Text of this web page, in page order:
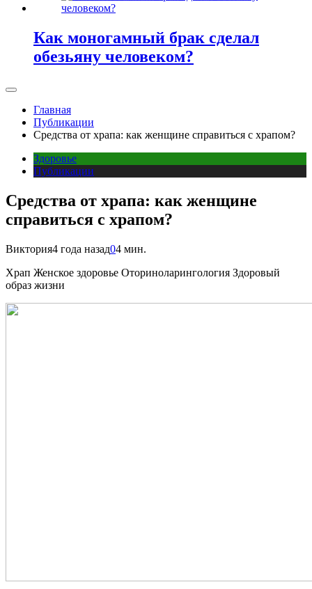
Как моногамный брак сделал
обезьяну человеком?
Главная
Публикации
Средства от храпа: как женщине справиться с храпом?
Здоровье
Публикации
Средства от храпа: как женщине
справиться с храпом?
Виктория4 года назад04 мин.
Храп Женское здоровье Оториноларингология Здоровый
образ жизни